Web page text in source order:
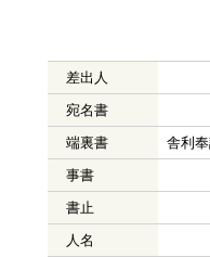
差出人
宛名書
端裏書
舎利
事書
書止
人名